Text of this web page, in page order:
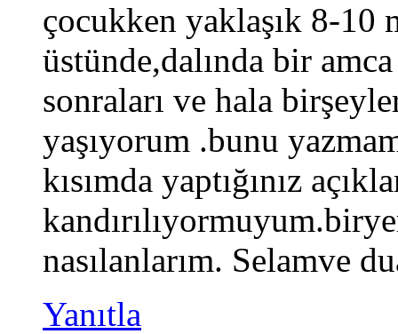
çocukken yaklaşık 8-10
üstünde,dalında bir
sonraları ve hala
yaşıyorum .bunu
kısımda yaptığınız
nasılanlarım. Selamve
Yanıtla